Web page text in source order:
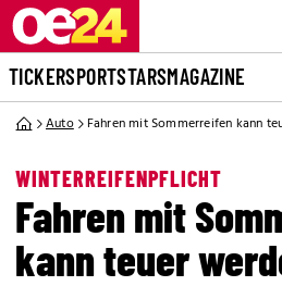
TICKERSPORTSTARSMAGAZINE
Auto Fahren mit Sommerreifen kann
WINTERREIFENPFLICHT
Fahren mit
kann teuer